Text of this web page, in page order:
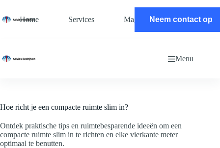
de
Home Services Magazine Contact
Neem contact op
Menu
Hoe richt je een compacte ruimte slim in?
Ontdek praktische tips en ruimtebesparende ideeën om een
compacte ruimte slim in te richten en elke vierkante meter
optimaal te benutten.